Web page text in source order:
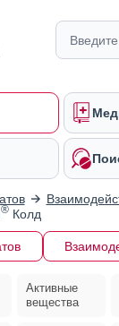
®Колд
Активные
вещества